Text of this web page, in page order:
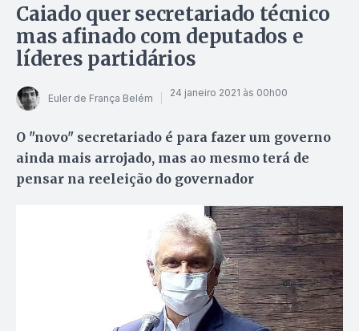
Caiado quer secretariado técnico
mas afinado com deputados e
líderes partidários
Euler de França Belém 24 janeiro 2021 às 00h00
O "novo" secretariado é para fazer um governo
ainda mais arrojado, mas ao mesmo terá de
pensar na reeleição do governador